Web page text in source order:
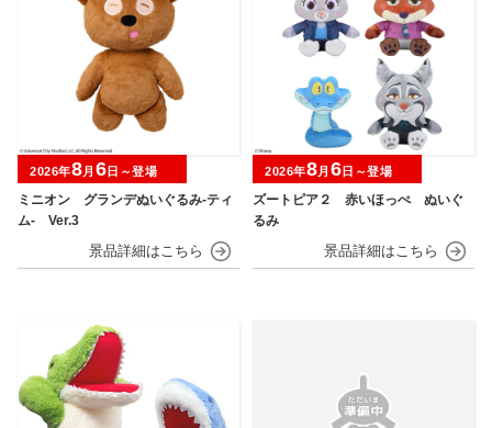
ミニオン グランデぬいぐるみ‐ティ
ム‐ Ver.3
2026年8月 6 日～登場
ズートピア２ 赤いほっぺ ぬいぐ
るみ
2026年8月 6 日～登場